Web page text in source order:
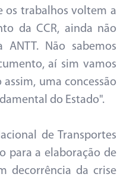
os trabalhos voltem a
da CCR, ainda não
Não sabemos
aí sim vamos
uma concessão
do Estado".
de Transportes
para a elaboração de
decorrência da crise